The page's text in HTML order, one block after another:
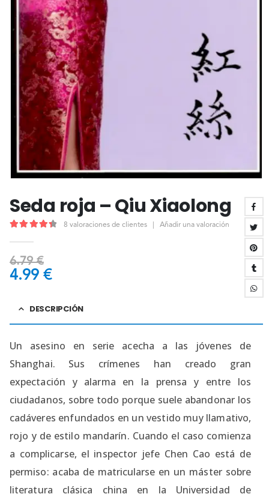
Seda roja – Qiu Xiaolong
8 valoraciones de clientes Añadir una valoración
6.79€
4.99 €
DESCRIPCIÓN
Un asesino en serie acecha a las jóvenes de
Shanghai. Sus crímenes han creado gran
expectación y alarma en la prensa y entre los
ciudadanos, sobre todo porque suele abandonar los
cadáveres enfundados en un vestido muy llamativo,
rojo y de estilo mandarín. Cuando el caso comienza
a complicarse, el inspector jefe Chen Cao está de
permiso: acaba de matricularse en un máster sobre
literatura clásica china en la Universidad de